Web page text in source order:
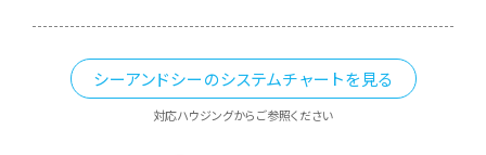
シーアンドシーのシステムチャートを見る
対応ハウジングからご参照ください